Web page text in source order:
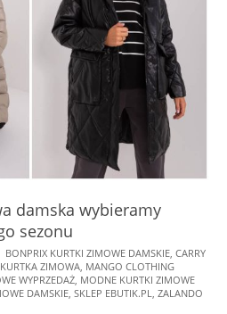
damska wybieramy
sezonu
BONPRIX KURTKI ZIMOWE DAMSKIE, CARRY
KURTKA ZIMOWA, MANGO CLOTHING
WYPRZEDAŻ, MODNE KURTKI ZIMOWE
DAMSKIE, SKLEP EBUTIK.PL, ZALANDO